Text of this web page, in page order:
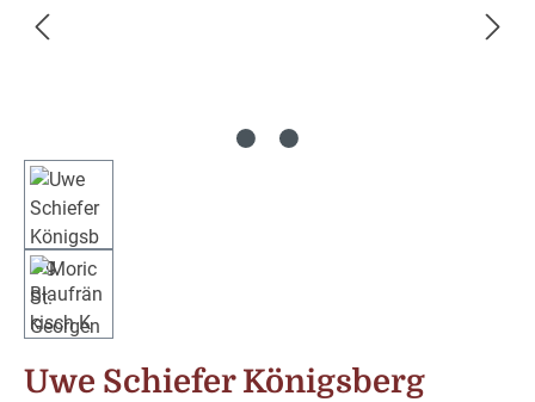
Uwe Schiefer Königsberg